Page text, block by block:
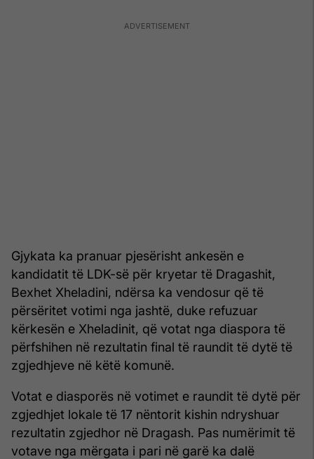
Gjykata ka pranuar pjesërisht ankesën e
kandidatit të LDK-së për kryetar të Dragashit,
Bexhet Xheladini, ndërsa ka vendosur që të
përsëritet votimi nga jashtë, duke refuzuar
kërkesën e Xheladinit, që votat nga diaspora të
përfshihen në rezultatin final të raundit të dytë të
zgjedhjeve në këtë komunë.
Votat e diasporës në votimet e raundit të dytë për
zgjedhjet lokale të 17 nëntorit kishin ndryshuar
rezultatin zgjedhor në Dragash. Pas numërimit të
votave nga mërgata i pari në garë ka dalë